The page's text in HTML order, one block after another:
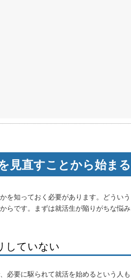
見直すことから始まる
を知っておく必要があります。どういう
らです。まずは就活生が陥りがちな悩み
していない
必要に駆られて就活を始めるという人も